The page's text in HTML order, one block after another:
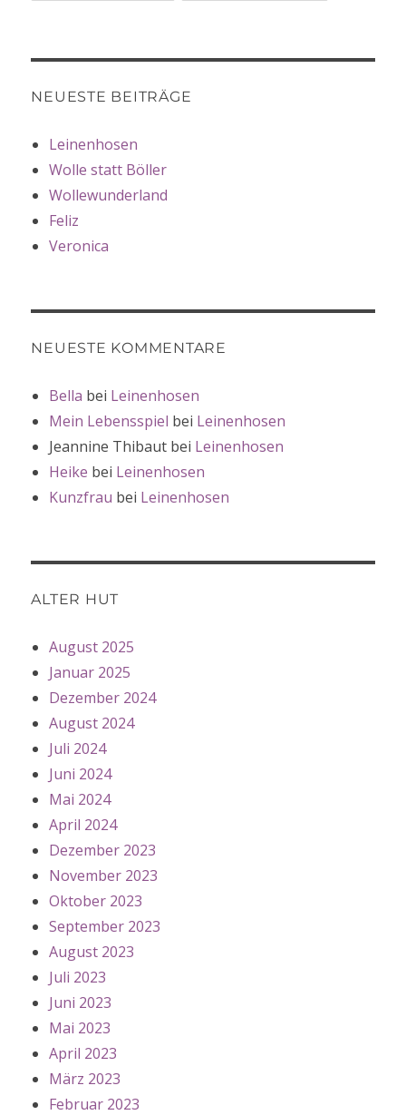
NEUESTE BEITRÄGE
Leinenhosen
Wolle statt Böller
Wollewunderland
Feliz
Veronica
NEUESTE KOMMENTARE
Bella bei Leinenhosen
Mein Lebensspiel bei Leinenhosen
Jeannine Thibaut bei Leinenhosen
Heike bei Leinenhosen
Kunzfrau bei Leinenhosen
ALTER HUT
August 2025
Januar 2025
Dezember 2024
August 2024
Juli 2024
Juni 2024
Mai 2024
April 2024
Dezember 2023
November 2023
Oktober 2023
September 2023
August 2023
Juli 2023
Juni 2023
Mai 2023
April 2023
März 2023
Februar 2023